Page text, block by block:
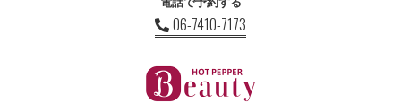
06-7410-7173